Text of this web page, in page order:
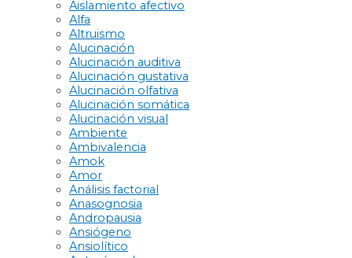
Aislamiento afectivo
Alfa
Altruismo
Alucinación
Alucinación auditiva
Alucinación gustativa
Alucinación olfativa
Alucinación somática
Alucinación visual
Ambiente
Ambivalencia
Amok
Amor
Análisis factorial
Anasognosia
Andropausia
Ansiógeno
Ansiolítico